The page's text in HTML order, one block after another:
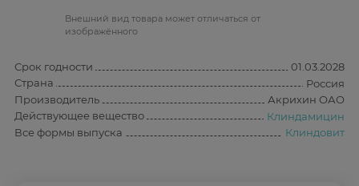
Bнешний вид товара может отличаться от
изображённого
Срок годности
01.03.2028
Страна
Россия
Производитель
Акрихин ОАО
Действующее вещество
Клиндамицин
Все формы выпуска
Клиндовит